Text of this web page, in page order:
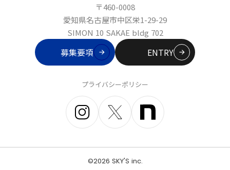
募集要項 ENTRY
〒460-0008
愛知県名古屋市中区栄1-29-29
SIMON 10 SAKAE bldg 702
プライバシーポリシー
©️2026 SKY'S inc.